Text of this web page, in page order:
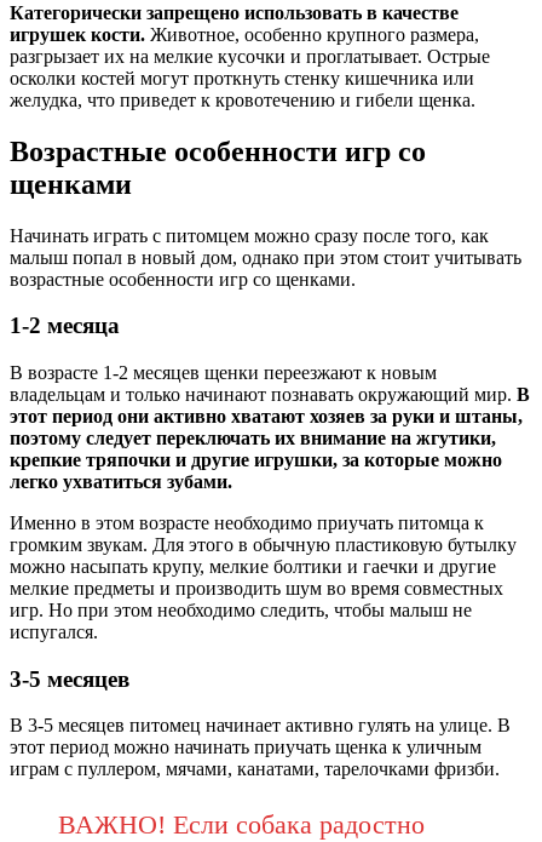
Категорически запрещено использовать в качестве
игрушек кости. Животное, особенно крупного размера,
разгрызает их на мелкие кусочки и проглатывает. Острые
осколки костей могут проткнуть стенку кишечника или
желудка, что приведет к кровотечению и гибели щенка.
Возрастные особенности игр со
щенками
Начинать играть с питомцем можно сразу после того, как
малыш попал в новый дом, однако при этом стоит учитывать
возрастные особенности игр со щенками.
1-2 месяца
В возрасте 1-2 месяцев щенки переезжают к новым
владельцам и только начинают познавать окружающий мир. В
этот период они активно хватают хозяев за руки и штаны,
поэтому следует переключать их внимание на жгутики,
крепкие тряпочки и другие игрушки, за которые можно
легко ухватиться зубами.
Именно в этом возрасте необходимо приучать питомца к
громким звукам. Для этого в обычную пластиковую бутылку
можно насыпать крупу, мелкие болтики и гаечки и другие
мелкие предметы и производить шум во время совместных
игр. Но при этом необходимо следить, чтобы малыш не
испугался.
3-5 месяцев
В 3-5 месяцев питомец начинает активно гулять на улице. В
этот период можно начинать приучать щенка к уличным
играм с пуллером, мячами, канатами, тарелочками фризби.
ВАЖНО! Если собака радостно